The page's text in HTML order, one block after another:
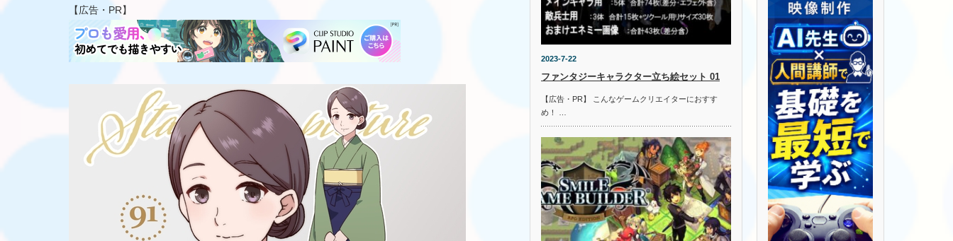
【広告・PR】
2023-7-22
ファンタジーキャラクター立ち絵セット 01
【広告・PR】 こんなゲームクリエイターにおすす
め！ …